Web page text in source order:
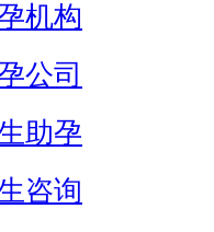
机构
公司
助孕
咨询